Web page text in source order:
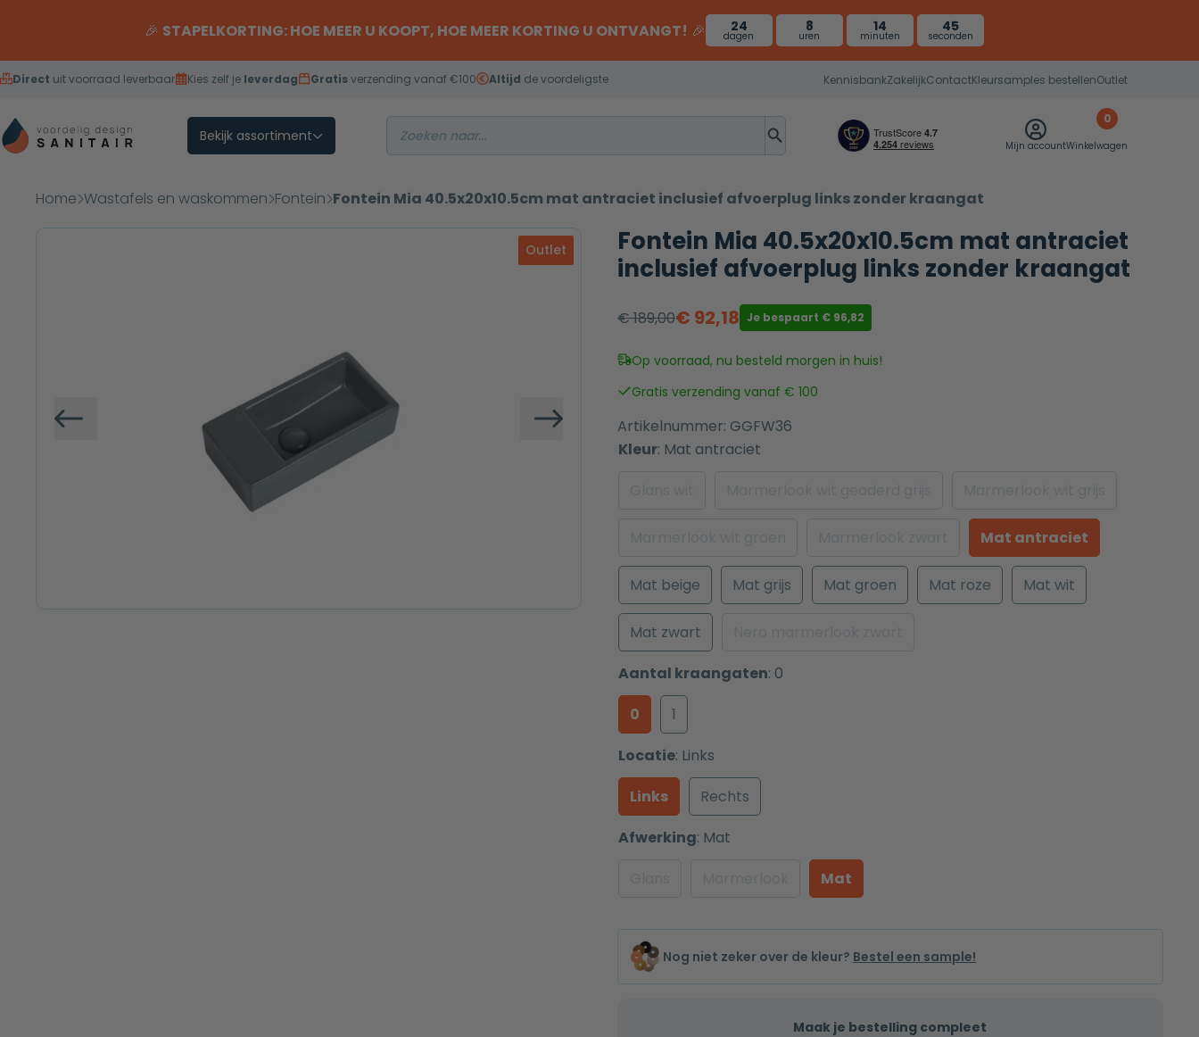
🎉 STAPELKORTING: HOE MEER U KOOPT, HOE MEER KORTING U ONTVANGT! 🎉 24
dagen
8
uren
14
minuten
44
seconden
Direct uit voorraad leverbaar Kies zelf je leverdag Gratisverzending vanaf €100 Altijd de voordeligste KennisbankZakelijkContactKleursamples bestellenOutlet
Bekijk assortiment
Mijn account
0
Winkelwagen
Home Wastafels en waskommen Fontein Fontein Mia 40.5x20x10.5cm mat antraciet inclusief afvoerplug links zonder kraangat
Outlet
Vorige Volgende
Fontein Mia 40.5x20x10.5cm mat antraciet
inclusief afvoerplug links zonder kraangat
€189,00
Oorspronkelijke
prijs
was:
€ 189,00.
€ 92,18
Huidige
prijs
is:
€ 92,18.
Je bespaart €96,82
Op voorraad, nu besteld morgen in huis!
Gratis verzending vanaf € 100
Artikelnummer: GGFW36
Kleur: Mat antraciet
Mat antraciet
Mat beige Mat grijs Mat groen Mat roze Mat wit
Mat zwart
Aantal kraangaten: 0
0
1
Locatie: Links
Links
Rechts
Afwerking: Mat
Mat
Nog niet zeker over de kleur? Bestel een sample!
Maak je bestelling compleet